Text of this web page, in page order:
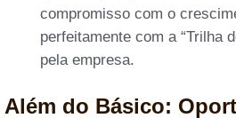
compromisso com o
perfeitamente com a “Trilha
pela empresa.
Além do Básico: